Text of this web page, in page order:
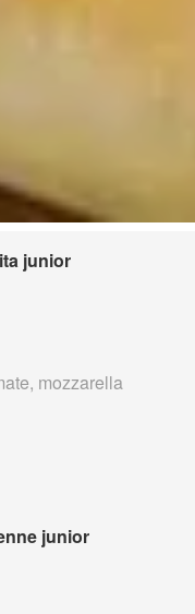
junior
mozzarella
junior